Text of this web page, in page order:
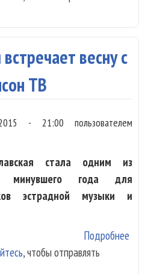
весну с
ТВ
- 21:00 пользователем
стала одним из
минувшего года для
эстрадной музыки и
Подробнее
, чтобы отправлять